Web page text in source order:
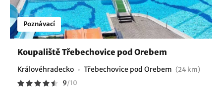
Poznávací
Koupaliště Třebechovice pod Orebem
Královéhradecko Třebechovice pod Orebem (24 km)
9/10